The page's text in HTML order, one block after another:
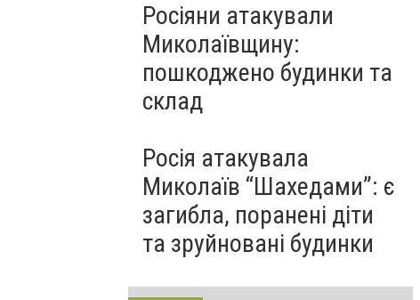
Росіяни атакували
Миколаївщину:
пошкоджено будинки та
склад
Росія атакувала
Миколаїв “Шахедами”: є
загибла, поранені діти
та зруйновані будинки